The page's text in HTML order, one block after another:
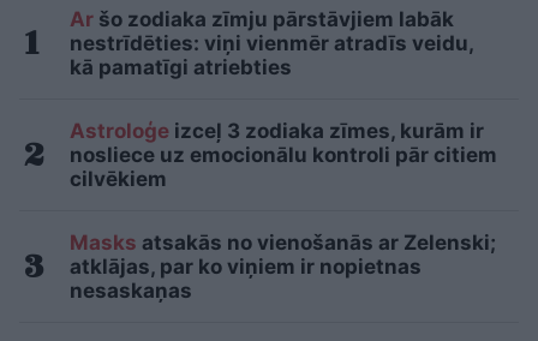
Ar šo zodiaka zīmju pārstāvjiem labāk
nestrīdēties: viņi vienmēr atradīs veidu,
kā pamatīgi atriebties
Astroloģe izceļ 3 zodiaka zīmes, kurām ir
nosliece uz emocionālu kontroli pār citiem
cilvēkiem
Masks atsakās no vienošanās ar Zelenski;
atklājas, par ko viņiem ir nopietnas
nesaskaņas